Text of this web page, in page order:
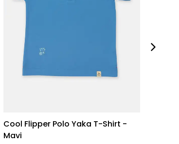
Cool Flipper Polo Yaka T-Shirt -
Mavi